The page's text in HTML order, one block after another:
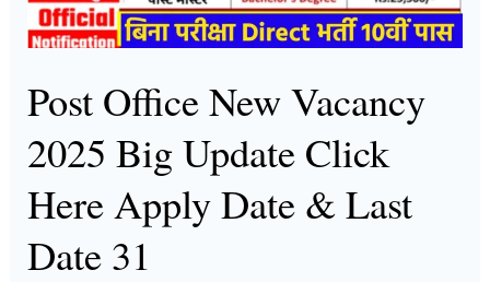
Post Office New Vacancy
2025 Big Update Click
Here Apply Date & Last
Date 31
Update
Click
Apply
Date
Last
Date